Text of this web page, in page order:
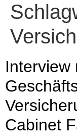
Interview
Cabinet